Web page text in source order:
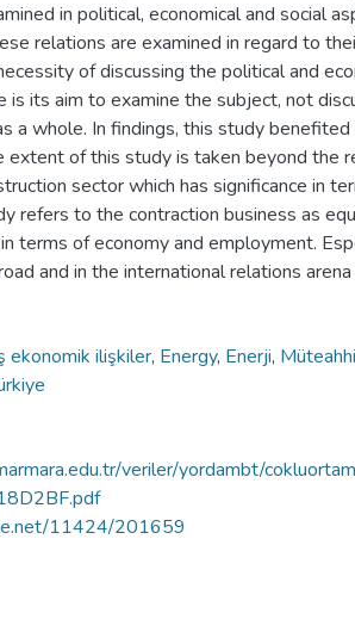
in political, economical and social
relations are examined in regard to
of discussing the political and
is its aim to examine the subject, not
a whole. In findings, this study
extent of this study is taken beyond the
sector which has significance in
refers to the contraction business as
terms of economy and employment.
and in the international relations
ekonomik ilişkiler, Energy, Enerji,
veriler/yordambt/
11424/201659